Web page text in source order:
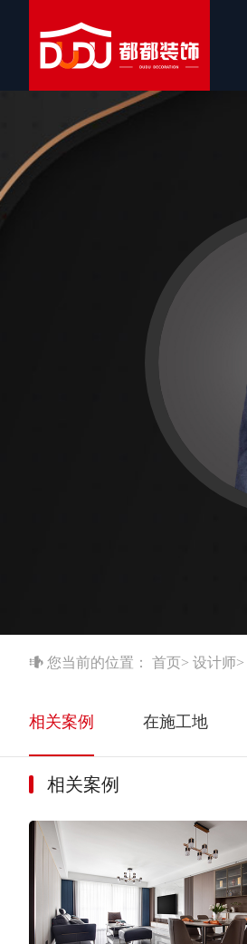
相关案例 在施工地
 您当前的位置： 首页> 设计师>
相关案例